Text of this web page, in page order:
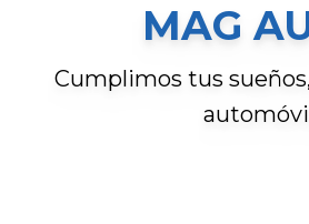
MAG
Cumplimos tus